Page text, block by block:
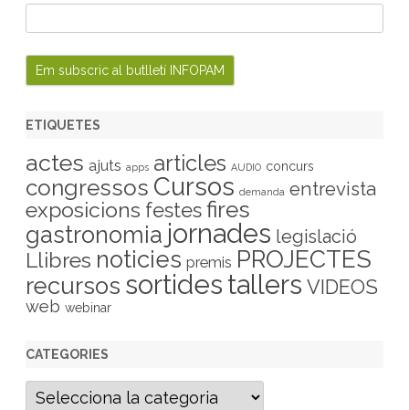
ETIQUETES
actes ajuts apps articles AUDIO concurs
congressos Cursos demanda entrevista
exposicions festesfires
gastronomia jornades legislació
Llibres noticies premis PROJECTES
recursos sortides tallers VIDEOS
web webinar
CATEGORIES
C